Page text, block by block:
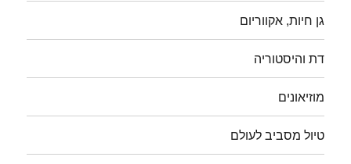
גן חיות, אקווריום
דת והיסטוריה
מוזיאונים
טיול מסביב לעולם